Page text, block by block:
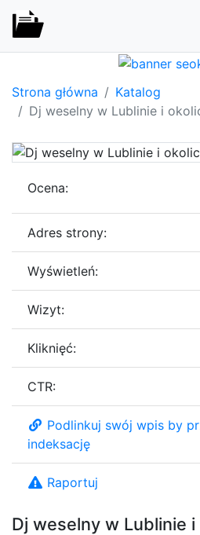
Strona główna
Katalog
Dj weselny w Lublinie i
Dj weselny w Lublinie
Ocena:
Adres strony:
Wyświetleń:
Wizyt:
Kliknięć:
CTR:
Podlinkuj swój wpis by
indeksację
Raportuj